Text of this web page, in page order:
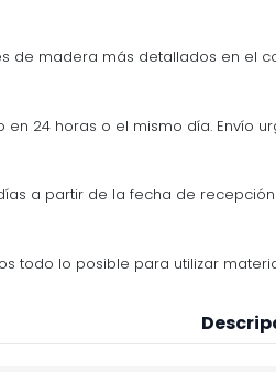
de madera más detallados en el
24 horas o el mismo día. Envío
a partir de la fecha de
todo lo posible para utilizar